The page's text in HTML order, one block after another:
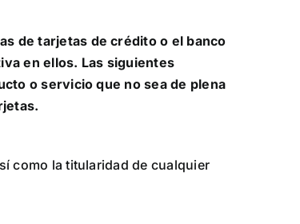
de tarjetas de crédito o el banco
en ellos. Las siguientes
o servicio que no sea de plena
como la titularidad de cualquier